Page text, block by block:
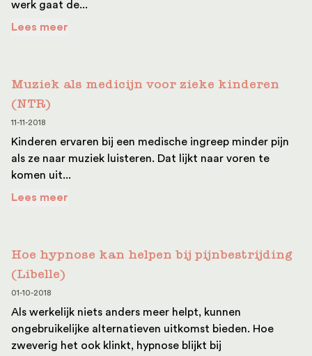
werk gaat de...
Lees meer
Muziek als medicijn voor zieke kinderen
(NTR)
11-11-2018
Kinderen ervaren bij een medische ingreep minder pijn
als ze naar muziek luisteren. Dat lijkt naar voren te
komen uit...
Lees meer
Hoe hypnose kan helpen bij pijnbestrijding
(Libelle)
01-10-2018
Als werkelijk niets anders meer helpt, kunnen
ongebruikelijke alternatieven uitkomst bieden. Hoe
zweverig het ook klinkt, hypnose blijkt bij